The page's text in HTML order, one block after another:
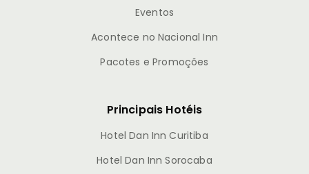
Eventos
Acontece no Nacional Inn
Pacotes e Promoções
Principais Hotéis
Hotel Dan Inn Curitiba
Hotel Dan Inn Sorocaba